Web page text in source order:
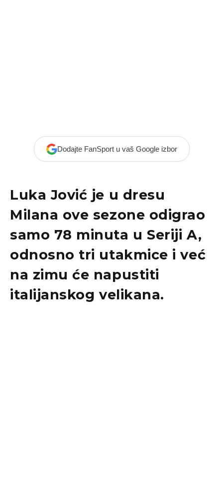
Dodajte FanSport u vaš Google izbor
Luka Jović je u dresu
Milana ove sezone odigrao
samo 78 minuta u Seriji A,
odnosno tri utakmice i već
na zimu će napustiti
italijanskog velikana.